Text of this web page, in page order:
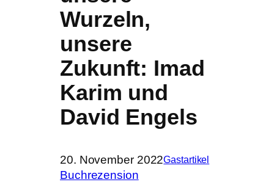
Wurzeln,
unsere
Zukunft: Imad
Karim und
David Engels
20. November 2022Gastartikel
Buchrezension